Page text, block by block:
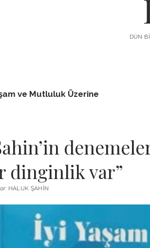
DÜN
ve Mutluluk Üzerine
dinginlik var”
HALUK ŞAHIN